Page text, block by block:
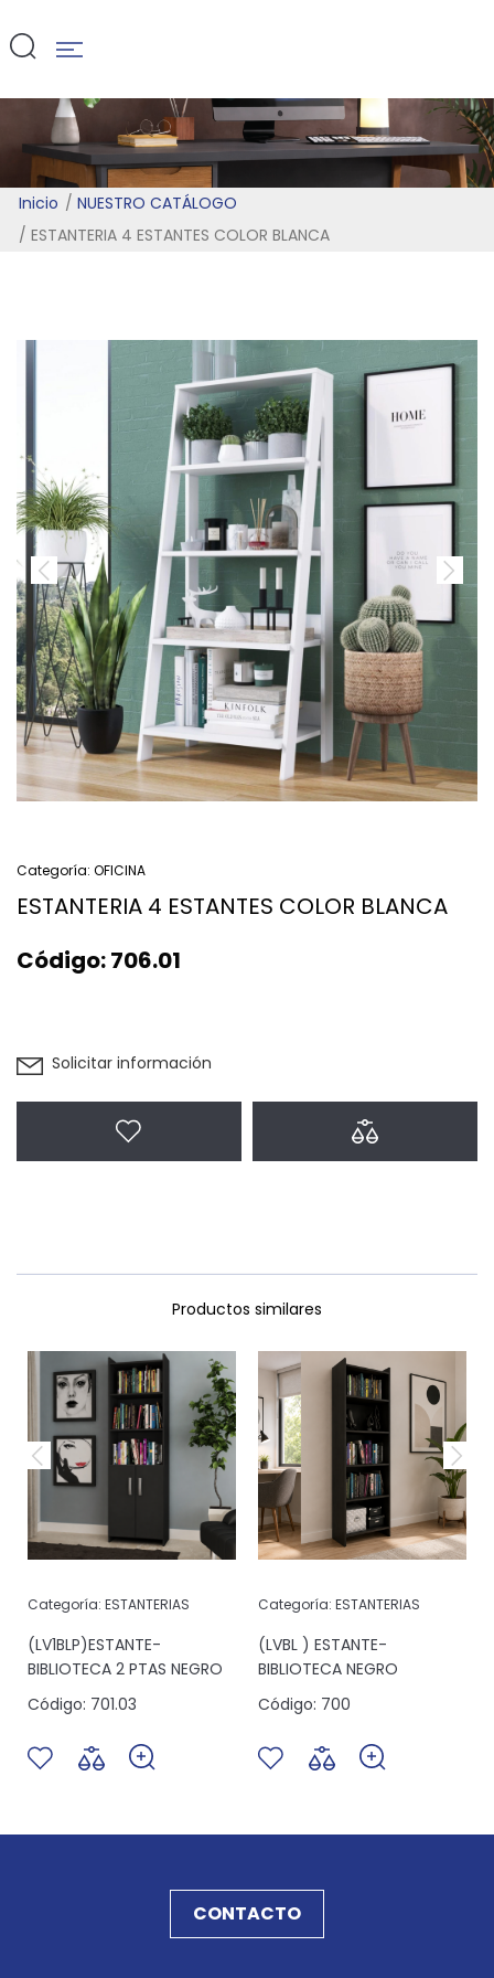
Inicio
NUESTRO CATÁLOGO
ESTANTERIA 4 ESTANTES COLOR BLANCA
Categoría: OFICINA
ESTANTERIA 4 ESTANTES COLOR BLANCA
Código:706.01
Solicitar información
Productos similares
Categoría: ESTANTERIAS
(LV1BLP)ESTANTE-
BIBLIOTECA 2 PTAS NEGRO
Código: 701.03
Categoría: ESTANTERIAS
(LVBL ) ESTANTE-
BIBLIOTECA NEGRO
Código: 700
CONTACTO